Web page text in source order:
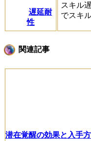
遅延耐
性
スキル
でスキ
関連記事
潜在覚醒の効果と入手